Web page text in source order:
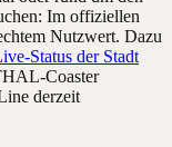
Im offiziellen
Nutzwert. Dazu
Status der Stadt
Coaster
derzeit